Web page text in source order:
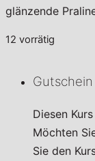
glänzende
12 vorrätig
Gutschein
Diesen
Möchten
Sie den